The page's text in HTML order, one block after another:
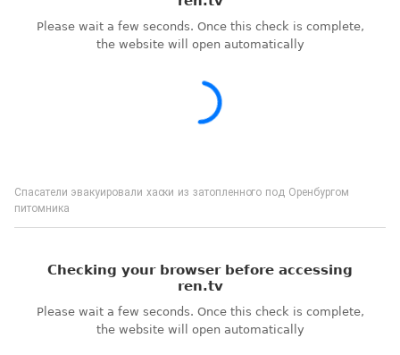
Спасатели эвакуировали хаски из затопленного под Оренбургом
питомника